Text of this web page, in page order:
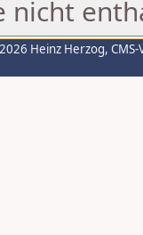
nicht
Heinz Herzog,